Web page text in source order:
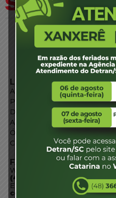
LINKS EXTERNOS
Agência de Notícias
Portal de Serviços
Diário Oficial
Acesso à Informação
Órgãos do Governo
Conheça SC
FALE CONOSCO
WhatsApp:
(48) 3664-1800
E-mail: